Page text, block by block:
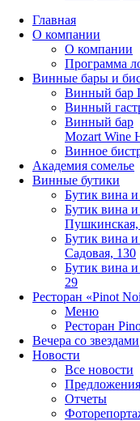
Главная
О компании
О компании
Программа
Винные бары и
Винный бар
Винный
Винный бар
Mozart Wine
Винное
Академия сомелье
Винные бутики
Бутик вина и
Бутик вина и
Пушкинская,
Бутик вина и
Садовая, 130
Бутик вина
29
Ресторан «Pinot
Меню
Ресторан
Вечера со звездами
Новости
Все новости
Предложения
Отчеты